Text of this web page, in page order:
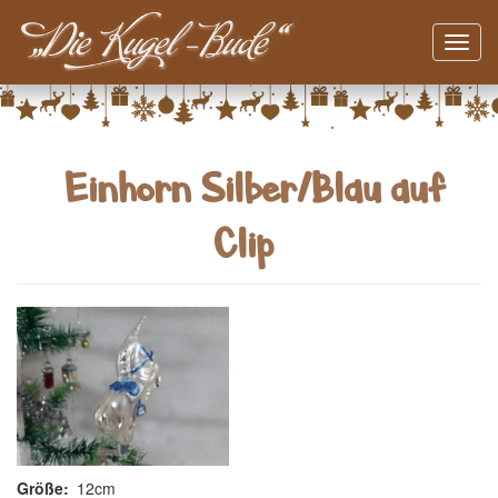
Direkt
zum
Einhorn Silber/Blau auf
Clip
Größe
12cm